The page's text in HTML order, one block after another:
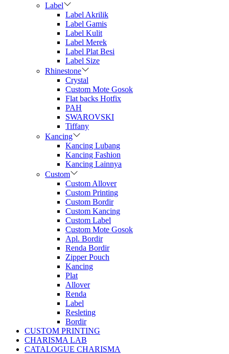
Label
Label Akrilik
Label Gamis
Label Kulit
Label Merek
Label Plat Besi
Label Size
Rhinestone
Crystal
Custom Mote Gosok
Flat backs Hotfix
PAH
SWAROVSKI
Tiffany
Kancing
Kancing Lubang
Kancing Fashion
Kancing Lainnya
Custom
Custom Allover
Custom Printing
Custom Bordir
Custom Kancing
Custom Label
Custom Mote Gosok
Apl. Bordir
Renda Bordir
Zipper Pouch
Kancing
Plat
Allover
Renda
Label
Resleting
Bordir
CUSTOM PRINTING
CHARISMA LAB
CATALOGUE CHARISMA